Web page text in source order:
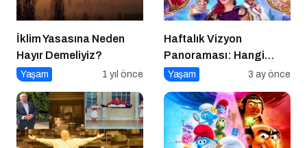
İklim Yasasına Neden
Hayır Demeliyiz?
Yaşam 1 yıl önce
Haftalık Vizyon
Panoraması: Hangi
Filmi İzlemeli?
Yaşam 3 ay önce